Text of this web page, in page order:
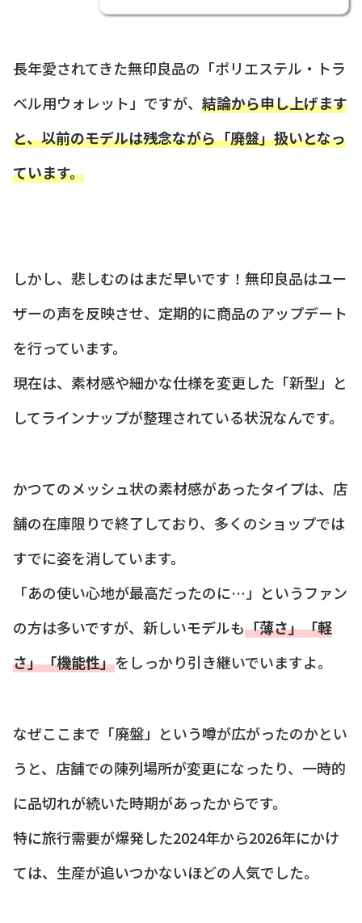
長年愛されてきた無印良品の「ポリエステル・トラ
ベル用ウォレット」ですが、 結論から申し上げます
と、以前のモデルは残念ながら「廃盤」扱いとなっ
ています。
しかし、悲しむのはまだ早いです！無印良品はユー
ザーの声を反映させ、定期的に商品のアップデート
を行っています。
現在は、素材感や細かな仕様を変更した「新型」と
してラインナップが整理されている状況なんです。
かつてのメッシュ状の素材感があったタイプは、店
舗の在庫限りで終了しており、多くのショップでは
すでに姿を消しています。
「あの使い心地が最高だったのに…」というファン
の方は多いですが、新しいモデルも「薄さ」「軽
さ」「機能性」をしっかり引き継いでいますよ。
なぜここまで「廃盤」という噂が広がったのかとい
うと、店舗での陳列場所が変更になったり、一時的
に品切れが続いた時期があったからです。
特に旅行需要が爆発した2024年から2026年にかけ
ては、生産が追いつかないほどの人気でした。